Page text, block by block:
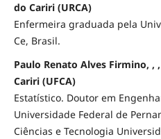
do Cariri (URCA)
Enfermeira graduada pela
Ce, Brasil.
Paulo Renato Alves Firmino, ,
Cariri (UFCA)
Estatístico. Doutor em
Universidade Federal de
Ciências e Tecnologia